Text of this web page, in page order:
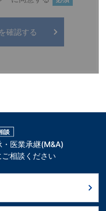
談
医業承継(M&A)
相談ください